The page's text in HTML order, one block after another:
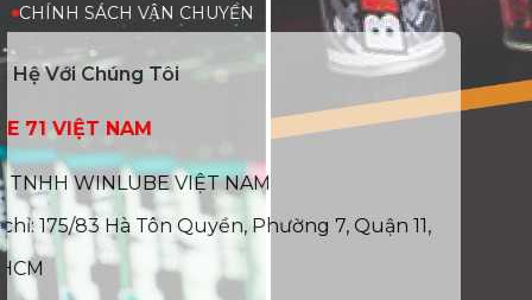
CHÍNH SÁCH VẬN CHUYỂN
Liên Hệ Với Chúng Tôi
LUBE 71 VIỆT NAM
CTY TNHH WINLUBE VIỆT NAM
Địa chỉ: 175/83 Hà Tôn Quyền, Phường 7, Quận 11,
TP.HCM